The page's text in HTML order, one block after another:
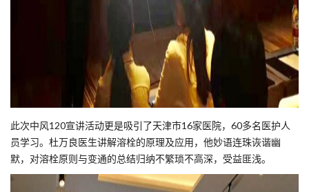
此次中风120宣讲活动更是吸引了天津市16家医院，60多名医护人
员学习。杜万良医生讲解溶栓的原理及应用，他妙语连珠诙谐幽
默，对溶栓原则与变通的总结归纳不繁琐不高深，受益匪浅。